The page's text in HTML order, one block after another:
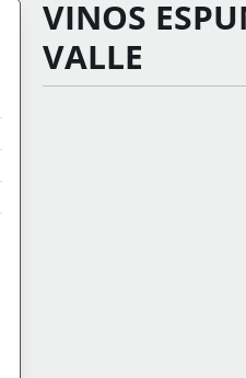
VINOS
VALLE